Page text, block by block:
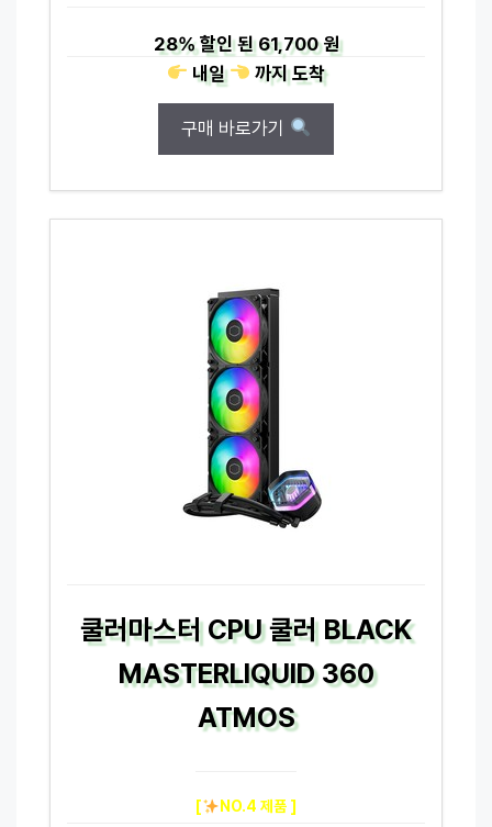
28%할인 된61,700 원
내일
까지도착
구매 바로가기
쿨러마스터 CPU 쿨러 BLACK
MASTERLIQUID 360
ATMOS
[ NO.4 제품 ]